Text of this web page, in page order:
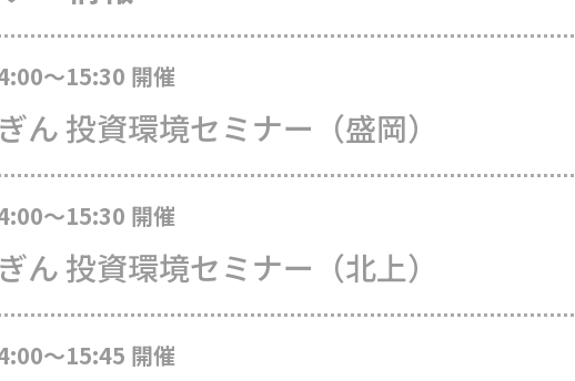
～15:30 開催
ん 投資環境セミナー（盛岡）
～15:30 開催
ん 投資環境セミナー（北上）
～15:45 開催